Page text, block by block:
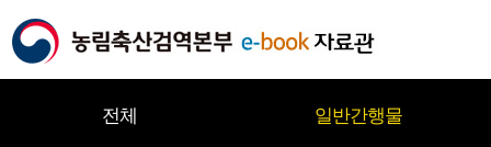
전체 일반간행물